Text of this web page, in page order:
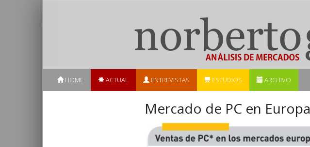
HOME ACTUAL ENTREVISTAS ESTUDIOS ARCHIVO
Mercado de PC en Europa